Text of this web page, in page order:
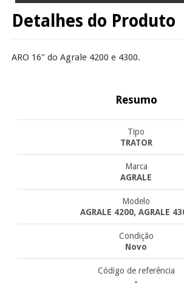
Detalhes do Produto
ARO 16" do Agrale 4200 e 4300.
Resumo
Tipo
TRATOR
Marca
AGRALE
Modelo
AGRALE 4200, AGRALE
Condição
Novo
Código de referência
-